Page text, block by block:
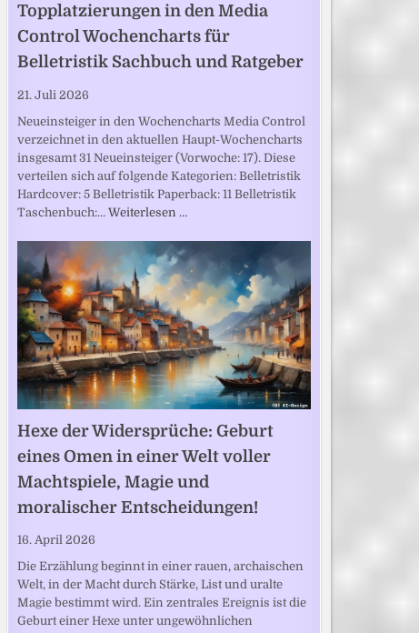
Topplatzierungen in den Media
Control Wochencharts für
Belletristik Sachbuch und Ratgeber
21. Juli 2026
Neueinsteiger in den Wochencharts Media Control
verzeichnet in den aktuellen Haupt-Wochencharts
insgesamt 31 Neueinsteiger (Vorwoche: 17). Diese
verteilen sich auf folgende Kategorien: Belletristik
Hardcover: 5 Belletristik Paperback: 11 Belletristik
Taschenbuch:… Weiterlesen …
Hexe der Widersprüche: Geburt
eines Omen in einer Welt voller
Machtspiele, Magie und
moralischer Entscheidungen!
16. April 2026
Die Erzählung beginnt in einer rauen, archaischen
Welt, in der Macht durch Stärke, List und uralte
Magie bestimmt wird. Ein zentrales Ereignis ist die
Geburt einer Hexe unter ungewöhnlichen